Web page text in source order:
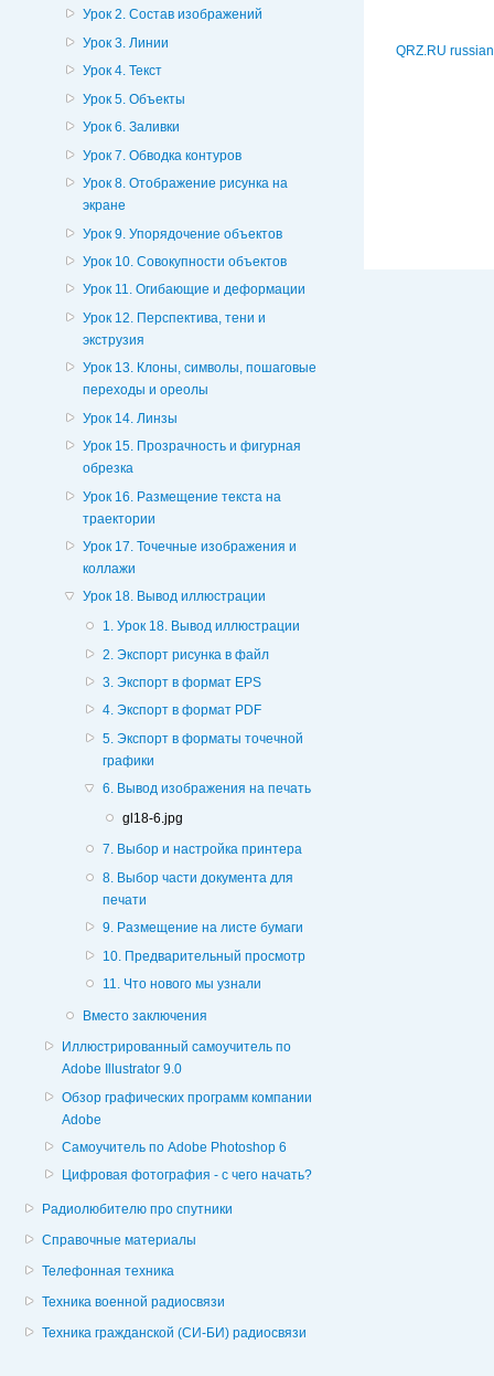
Урок 2. Состав изображений
Урок 3. Линии
Урок 4. Текст
Урок 5. Объекты
Урок 6. Заливки
Урок 7. Обводка контуров
Урок 8. Отображение рисунка на
экране
Урок 9. Упорядочение объектов
Урок 10. Совокупности объектов
Урок 11. Огибающие и деформации
Урок 12. Перспектива, тени и
экструзия
Урок 13. Клоны, символы, пошаговые
переходы и ореолы
Урок 14. Линзы
Урок 15. Прозрачность и фигурная
обрезка
Урок 16. Размещение текста на
траектории
Урок 17. Точечные изображения и
коллажи
Урок 18. Вывод иллюстрации
1. Урок 18. Вывод иллюстрации
2. Экспорт рисунка в файл
3. Экспорт в формат EPS
4. Экспорт в формат PDF
5. Экспорт в форматы точечной
графики
6. Вывод изображения на печать
gl18-6.jpg
7. Выбор и настройка принтера
8. Выбор части документа для
печати
9. Размещение на листе бумаги
10. Предварительный просмотр
11. Что нового мы узнали
Вместо заключения
Иллюстрированный самоучитель по
Adobe Illustrator 9.0
Обзор графических программ компании
Adobe
Самоучитель по Adobe Photoshop 6
Цифровая фотография - с чего начать?
Радиолюбителю про спутники
Справочные материалы
Телефонная техника
Техника военной радиосвязи
Техника гражданской (СИ-БИ) радиосвязи
QRZ.RU